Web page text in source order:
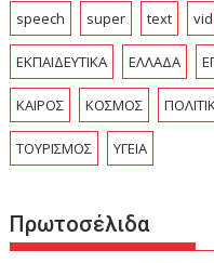
speech super text vid
ΕΚΠΑΙΔΕΥΤΙΚΑ ΕΛΛΑΔΑ
ΚΑΙΡΟΣ ΚΟΣΜΟΣ
ΤΟΥΡΙΣΜΟΣ ΥΓΕΙΑ
Πρωτοσέλιδα